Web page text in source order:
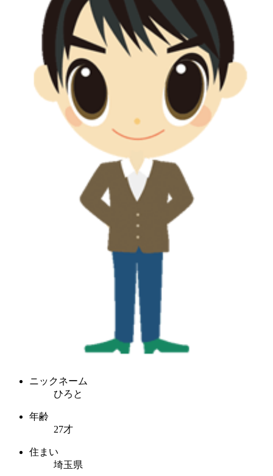
ニックネーム
ひろと
年齢
27才
住まい
埼玉県